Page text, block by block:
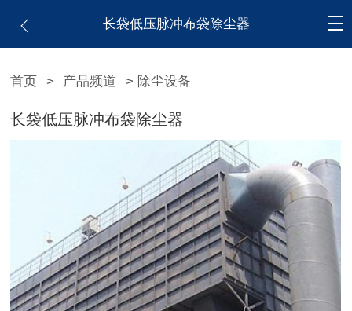
长袋低压脉冲布袋除尘器
首页 > 产品频道 > 除尘设备
长袋低压脉冲布袋除尘器